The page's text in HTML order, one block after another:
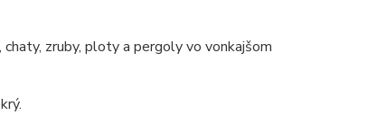
zruby, ploty a pergoly vo vonkajšom